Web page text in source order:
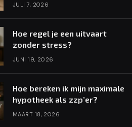
JULI 7, 2026
Hoe regel je een uitvaart
zonder stress?
JUNI 19, 2026
Hoe bereken ik mijn maximale
hypotheek als zzp’er?
MAART 18, 2026